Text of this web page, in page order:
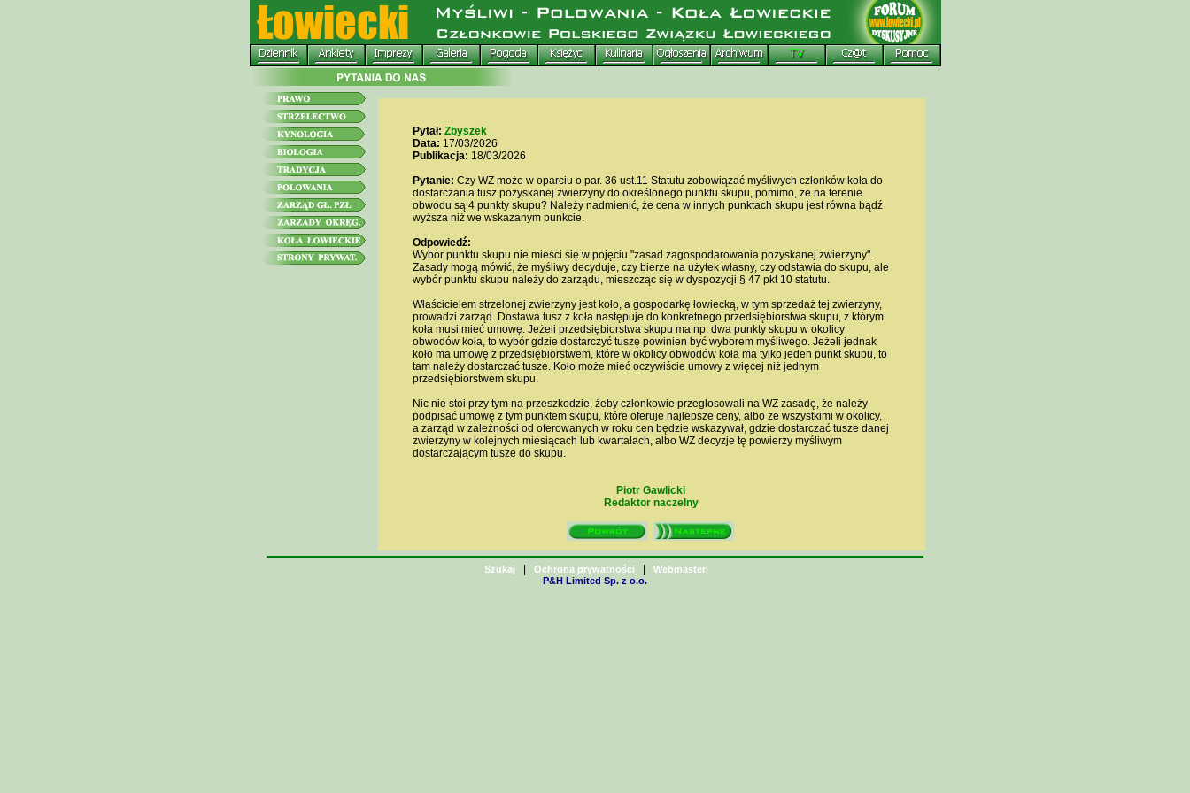
Pytał: Zbyszek
Data: 17/03/2026
Publikacja: 18/03/2026
Pytanie: Czy WZ może w oparciu o par. 36 ust.11 Statutu zobowiązać myśliwych członków koła do
dostarczania tusz pozyskanej zwierzyny do określonego punktu skupu, pomimo, że na terenie
obwodu są 4 punkty skupu? Należy nadmienić, że cena w innych punktach skupu jest równa bądź
wyższa niż we wskazanym punkcie.
Odpowiedź:
Wybór punktu skupu nie mieści się w pojęciu "zasad zagospodarowania pozyskanej zwierzyny".
Zasady mogą mówić, że myśliwy decyduje, czy bierze na użytek własny, czy odstawia do skupu, ale
wybór punktu skupu należy do zarządu, mieszcząc się w dyspozycji § 47 pkt 10 statutu.
Właścicielem strzelonej zwierzyny jest koło, a gospodarkę łowiecką, w tym sprzedaż tej zwierzyny,
prowadzi zarząd. Dostawa tusz z koła następuje do konkretnego przedsiębiorstwa skupu, z którym
koła musi mieć umowę. Jeżeli przedsiębiorstwa skupu ma np. dwa punkty skupu w okolicy
obwodów koła, to wybór gdzie dostarczyć tuszę powinien być wyborem myśliwego. Jeżeli jednak
koło ma umowę z przedsiębiorstwem, które w okolicy obwodów koła ma tylko jeden punkt skupu, to
tam należy dostarczać tusze. Koło może mieć oczywiście umowy z więcej niż jednym
przedsiębiorstwem skupu.
Nic nie stoi przy tym na przeszkodzie, żeby członkowie przegłosowali na WZ zasadę, że należy
podpisać umowę z tym punktem skupu, które oferuje najlepsze ceny, albo ze wszystkimi w okolicy,
a zarząd w zależności od oferowanych w roku cen będzie wskazywał, gdzie dostarczać tusze danej
zwierzyny w kolejnych miesiącach lub kwartałach, albo WZ decyzje tę powierzy myśliwym
dostarczającym tusze do skupu.
Piotr Gawlicki
Redaktor naczelny
Szukaj Ochrona prywatności
Webmaster
P&H Limited Sp. z o.o.